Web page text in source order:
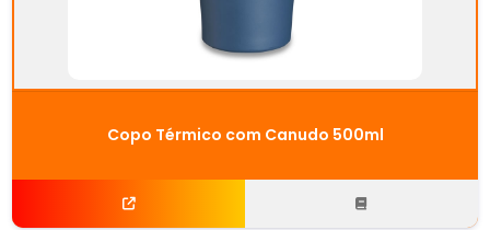
Copo Térmico com Canudo 500ml